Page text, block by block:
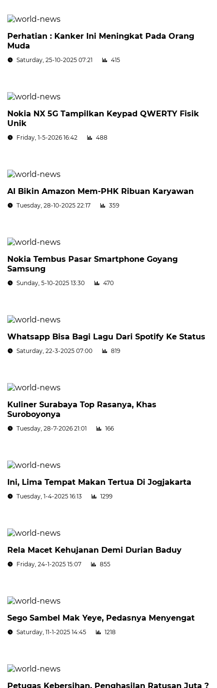
Perhatian : Kanker Ini Meningkat Pada Orang
Muda
Saturday, 25-10-2025 07:21 415
Nokia NX 5G Tampilkan Keypad QWERTY Fisik
Unik
Friday, 1-5-2026 16:42 488
AI Bikin Amazon Mem-PHK Ribuan Karyawan
Tuesday, 28-10-2025 22:17 359
Nokia Tembus Pasar Smartphone Goyang
Samsung
Sunday, 5-10-2025 13:30 470
Whatsapp Bisa Bagi Lagu Dari Spotify Ke Status
Saturday, 22-3-2025 07:00 819
Kuliner Surabaya Top Rasanya, Khas
Suroboyonya
Tuesday, 28-7-2026 21:01 166
Ini, Lima Tempat Makan Tertua Di Jogjakarta
Tuesday, 1-4-2025 16:13 1299
Rela Macet Kehujanan Demi Durian Baduy
Friday, 24-1-2025 15:07 855
Sego Sambel Mak Yeye, Pedasnya Menyengat
Saturday, 11-1-2025 14:45 1218
Petugas Kebersihan, Penghasilan Ratusan Juta ?